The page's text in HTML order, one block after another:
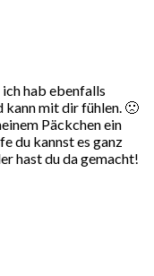
hab ebenfalls
kann mit dir fühlen. 🙁
Päckchen ein
du kannst es ganz
hast du da gemacht!